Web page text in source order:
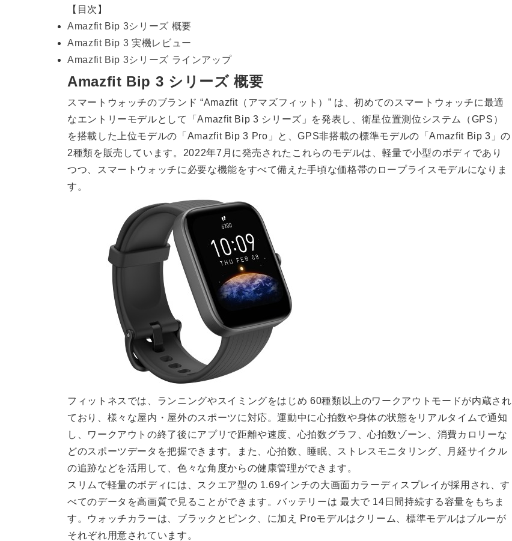
【目次】
Amazfit Bip 3シリーズ 概要
Amazfit Bip 3 実機レビュー
Amazfit Bip 3シリーズ ラインアップ
Amazfit Bip 3 シリーズ 概要
スマートウォッチのブランド “Amazfit（アマズフィット）” は、初めてのスマートウォッチに最適
なエントリーモデルとして「Amazfit Bip 3 シリーズ」を発表し、衛星位置測位システム（GPS）
を搭載した上位モデルの「Amazfit Bip 3 Pro」と、GPS非搭載の標準モデルの「Amazfit Bip 3」の
2種類を販売しています。2022年7月に発売されたこれらのモデルは、軽量で小型のボディであり
つつ、スマートウォッチに必要な機能をすべて備えた手頃な価格帯のロープライスモデルになりま
す。
フィットネスでは、ランニングやスイミングをはじめ 60種類以上のワークアウトモードが内蔵され
ており、様々な屋内・屋外のスポーツに対応。運動中に心拍数や身体の状態をリアルタイムで通知
し、ワークアウトの終了後にアプリで距離や速度、心拍数グラフ、心拍数ゾーン、消費カロリーな
どのスポーツデータを把握できます。また、心拍数、睡眠、ストレスモニタリング、月経サイクル
の追跡などを活用して、色々な角度からの健康管理ができます。
スリムで軽量のボディには、スクエア型の 1.69インチの大画面カラーディスプレイが採用され、す
べてのデータを高画質で見ることができます。バッテリーは 最大で 14日間持続する容量をもちま
す。ウォッチカラーは、ブラックとピンク、に加え Proモデルはクリーム、標準モデルはブルーが
それぞれ用意されています。